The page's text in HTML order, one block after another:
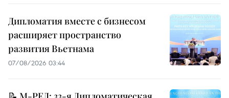
Дипломатия вместе с бизнесом
расширяет пространство
развития Вьетнама
07/08/2026 03:44